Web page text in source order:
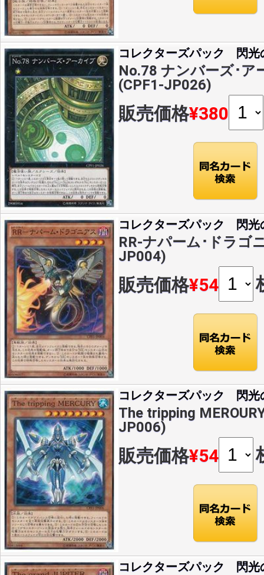
コレクターズパック 閃光
No.78 ナンバーズ･ア
(CPF1-JP026)
販売価格¥380
コレクターズパック 閃光
RR-ナパーム･ドラゴ
JP004)
販売価格¥54
コレクターズパック 閃光
The tripping
JP006)
販売価格¥54
コレクターズパック 閃光